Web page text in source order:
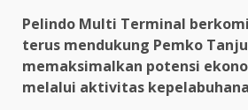
Pelindo Multi Terminal
terus mendukung Pemko
memaksimalkan potensi
melalui aktivitas